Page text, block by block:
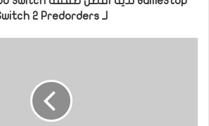
لـ Switch 2 Predorders